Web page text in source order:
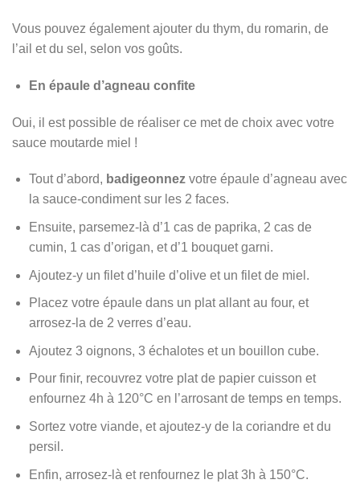
Vous pouvez également ajouter du thym, du romarin, de
l’ail et du sel, selon vos goûts.
En épaule d’agneau confite
Oui, il est possible de réaliser ce met de choix avec votre
sauce moutarde miel !
Tout d’abord, badigeonnezvotre épaule d’agneau avec
la sauce-condiment sur les 2 faces.
Ensuite, parsemez-là d’1 cas de paprika, 2 cas de
cumin, 1 cas d’origan, et d’1 bouquet garni.
Ajoutez-y un filet d’huile d’olive et un filet de miel.
Placez votre épaule dans un plat allant au four, et
arrosez-la de 2 verres d’eau.
Ajoutez 3 oignons, 3 échalotes et un bouillon cube.
Pour finir, recouvrez votre plat de papier cuisson et
enfournez 4h à 120°C en l’arrosant de temps en temps.
Sortez votre viande, et ajoutez-y de la coriandre et du
persil.
Enfin, arrosez-là et renfournez le plat 3h à 150°C.